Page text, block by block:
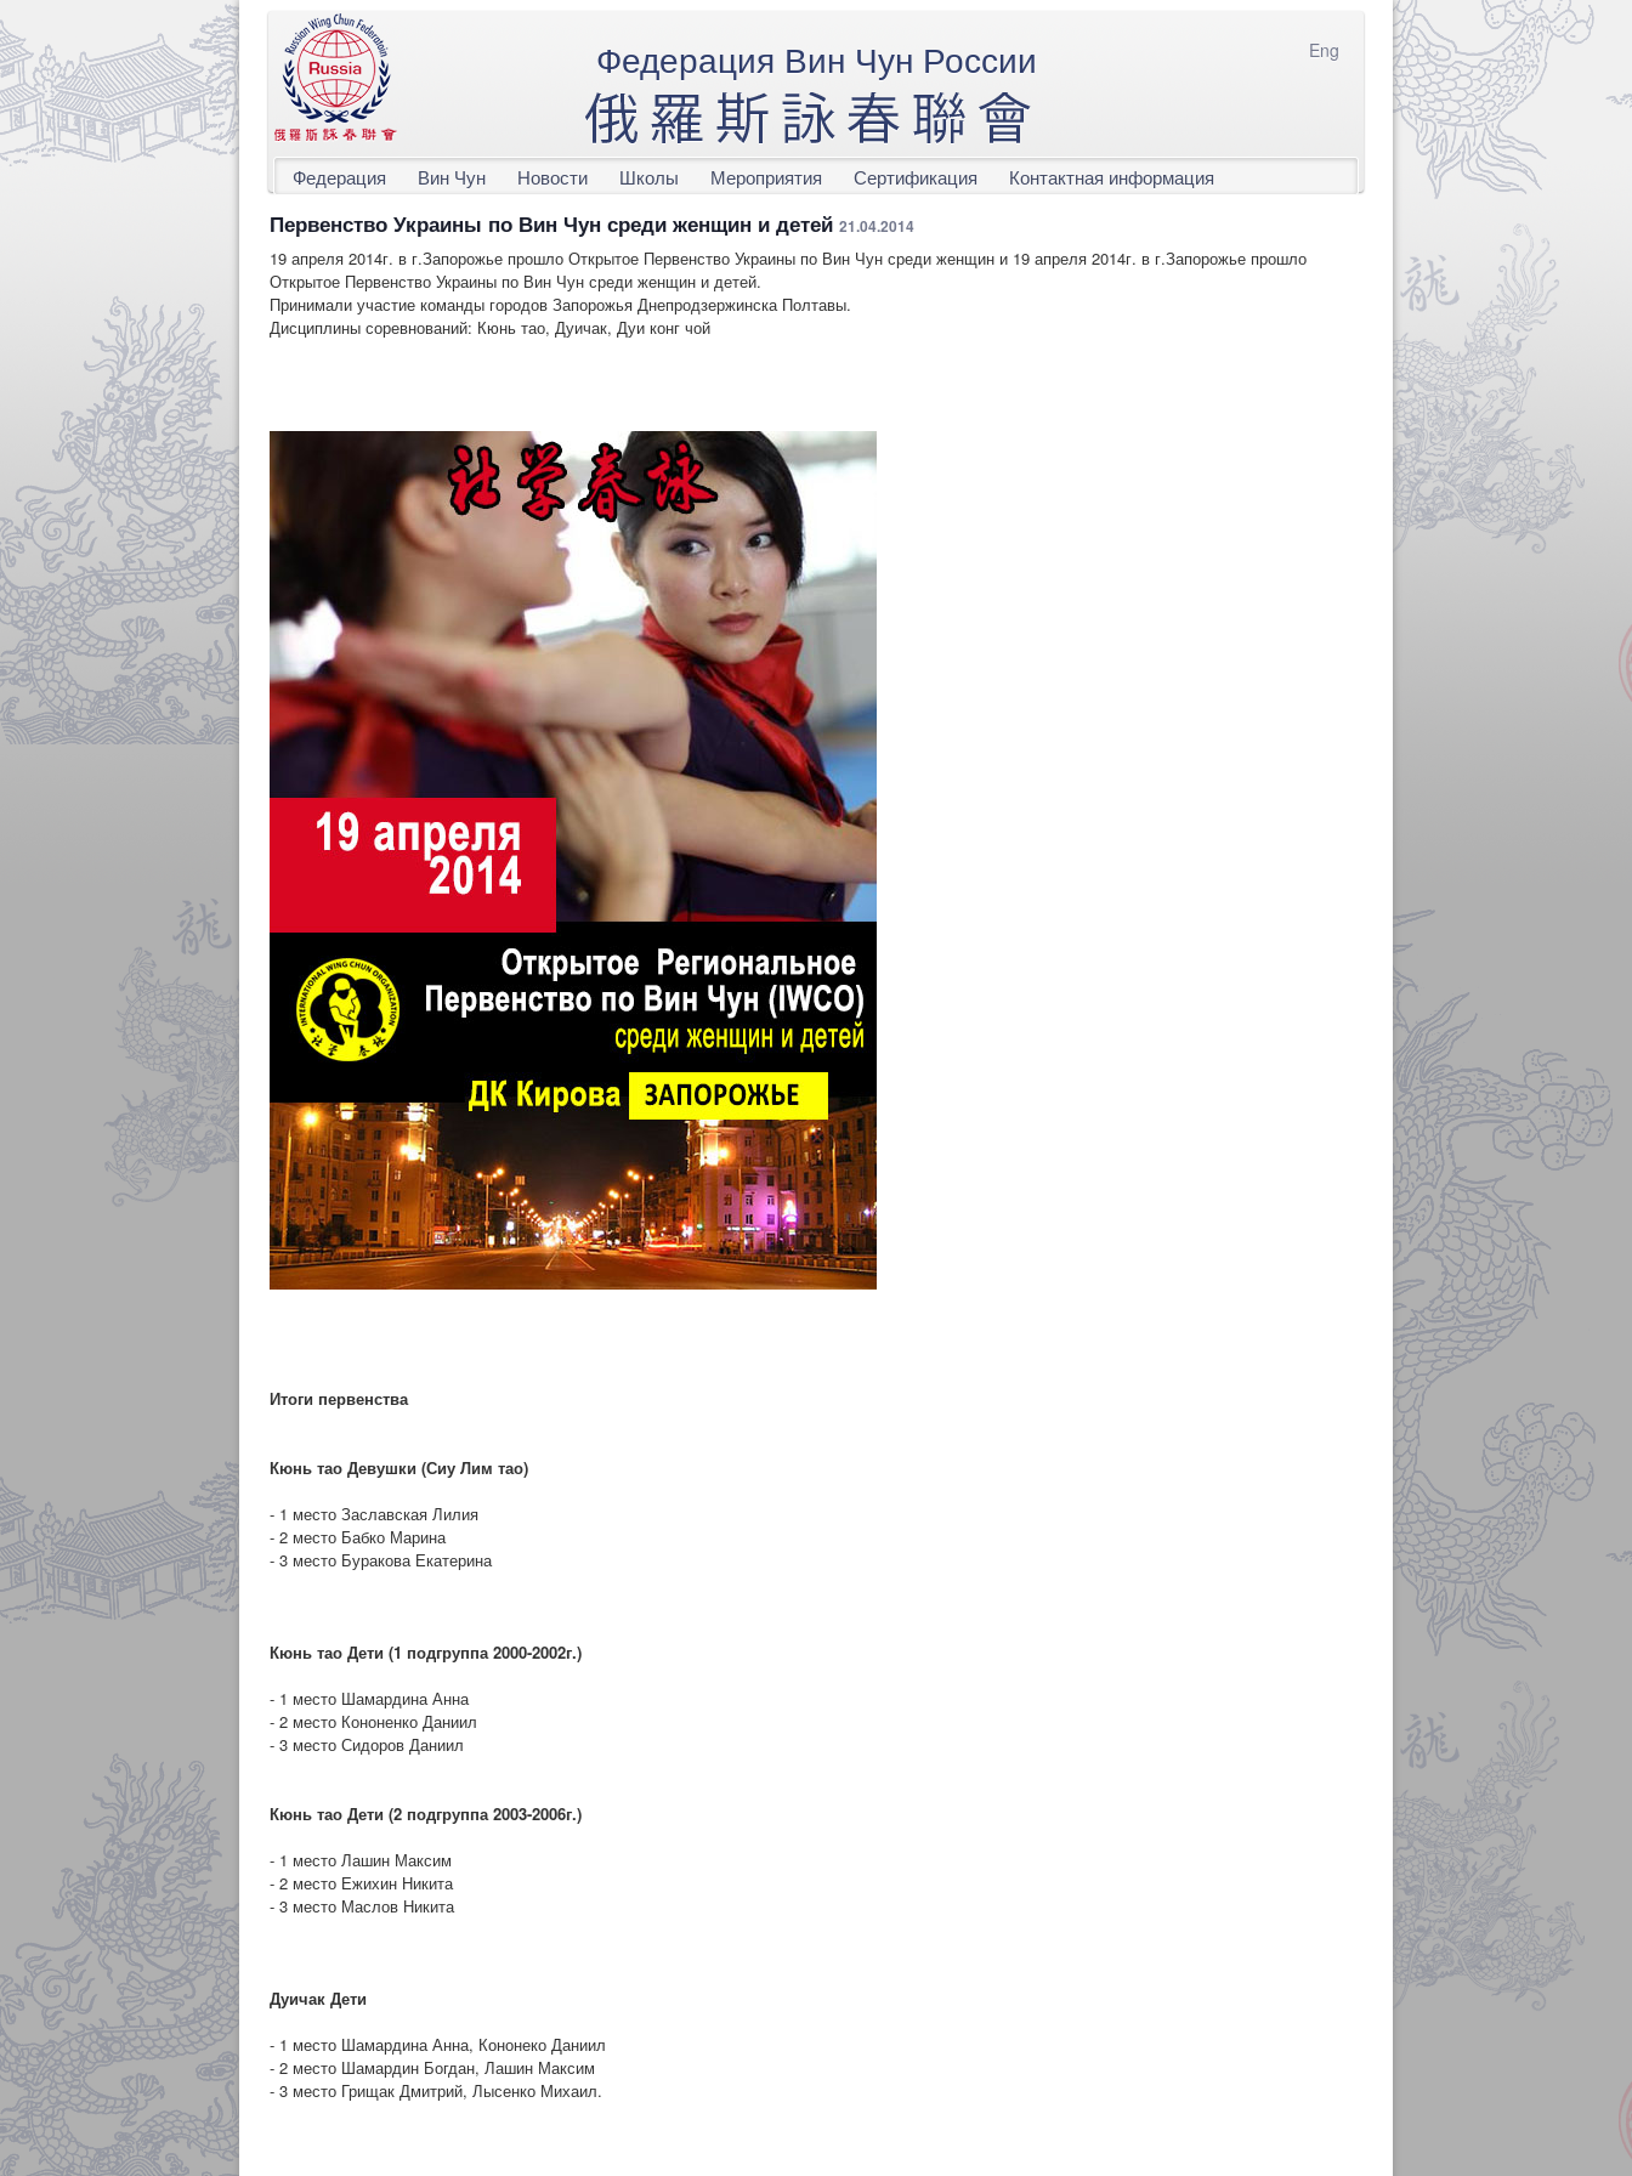
Eng
Федерация Вин Чун России
Федерация Вин Чун Новости Школы Мероприятия Сертификация Контактная информация
Первенство Украины по Вин Чун среди женщин и детей 21.04.2014
19 апреля 2014г. в г.Запорожье прошло Открытое Первенство Украины по Вин Чун среди женщин и 19 апреля 2014г. в г.Запорожье прошло
Открытое Первенство Украины по Вин Чун среди женщин и детей.
Принимали участие команды городов Запорожья Днепродзержинска Полтавы.
Дисциплины соревнований: Кюнь тао, Дуичак, Дуи конг чой
Итоги первенства
Кюнь тао Девушки (Сиу Лим тао)
- 1 место Заславская Лилия
- 2 место Бабко Марина
- 3 место Буракова Екатерина
Кюнь тао Дети (1 подгруппа 2000-2002г.)
- 1 место Шамардина Анна
- 2 место Кононенко Даниил
- 3 место Сидоров Даниил
Кюнь тао Дети (2 подгруппа 2003-2006г.)
- 1 место Лашин Максим
- 2 место Ежихин Никита
- 3 место Маслов Никита
Дуичак Дети
- 1 место Шамардина Анна, Кононеко Даниил
- 2 место Шамардин Богдан, Лашин Максим
- 3 место Грищак Дмитрий, Лысенко Михаил.